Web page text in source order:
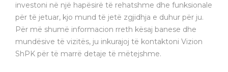
investoni në një hapësirë të rehatshme dhe funksionale
për të jetuar, kjo mund të jetë zgjidhja e duhur për ju.
Për më shumë informacion rreth kësaj banese dhe
mundësive të vizitës, ju inkurajoj të kontaktoni Vizion
ShPK për të marrë detaje të mëtejshme.